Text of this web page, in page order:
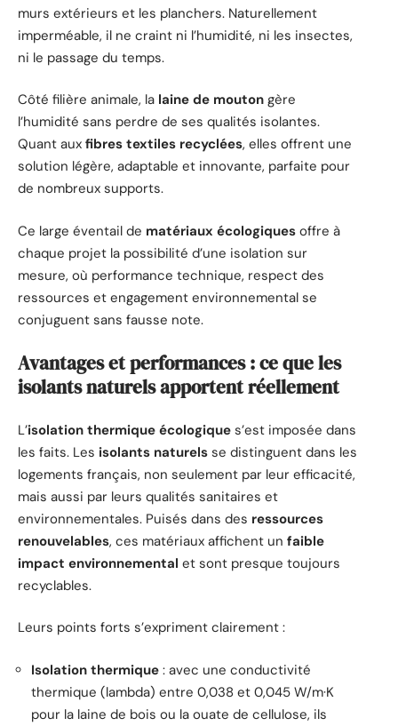
murs extérieurs et les planchers. Naturellement
imperméable, il ne craint ni l’humidité, ni les insectes,
ni le passage du temps.
Côté filière animale, la laine de mouton gère
l’humidité sans perdre de ses qualités isolantes.
Quant aux fibres textiles recyclées, elles offrent une
solution légère, adaptable et innovante, parfaite pour
de nombreux supports.
Ce large éventail de matériaux écologiques offre à
chaque projet la possibilité d’une isolation sur
mesure, où performance technique, respect des
ressources et engagement environnemental se
conjuguent sans fausse note.
Avantages et performances : ce que les
isolants naturels apportent réellement
L’isolation thermique écologique s’est imposée dans
les faits. Les isolants naturels se distinguent dans les
logements français, non seulement par leur efficacité,
mais aussi par leurs qualités sanitaires et
environnementales. Puisés dans des ressources
renouvelables, ces matériaux affichent un faible
impact environnemental et sont presque toujours
recyclables.
Leurs points forts s’expriment clairement :
Isolation thermique : avec une conductivité
thermique (lambda) entre 0,038 et 0,045 W/m·K
pour la laine de bois ou la ouate de cellulose, ils